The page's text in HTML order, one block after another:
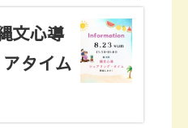
文心導
タイム